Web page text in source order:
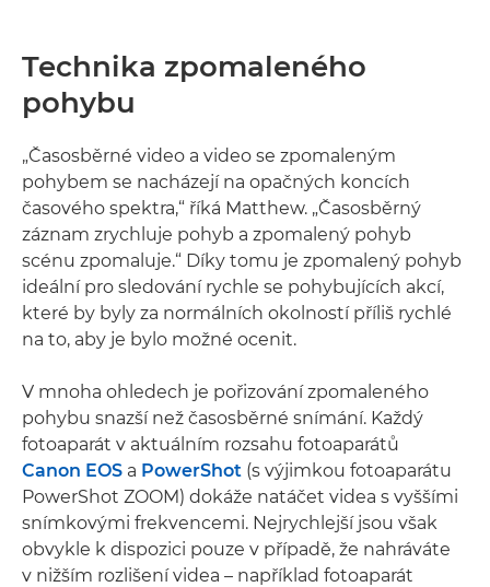
Technika zpomaleného
pohybu
„Časosběrné video a video se zpomaleným
pohybem se nacházejí na opačných koncích
časového spektra,“ říká Matthew. „Časosběrný
záznam zrychluje pohyb a zpomalený pohyb
scénu zpomaluje.“ Díky tomu je zpomalený pohyb
ideální pro sledování rychle se pohybujících akcí,
které by byly za normálních okolností příliš rychlé
na to, aby je bylo možné ocenit.
V mnoha ohledech je pořizování zpomaleného
pohybu snazší než časosběrné snímání. Každý
fotoaparát v aktuálním rozsahu fotoaparátů
Canon EOS a PowerShot (s výjimkou fotoaparátu
PowerShot ZOOM) dokáže natáčet videa s vyššími
snímkovými frekvencemi. Nejrychlejší jsou však
obvykle k dispozici pouze v případě, že nahráváte
v nižším rozlišení videa – například fotoaparát